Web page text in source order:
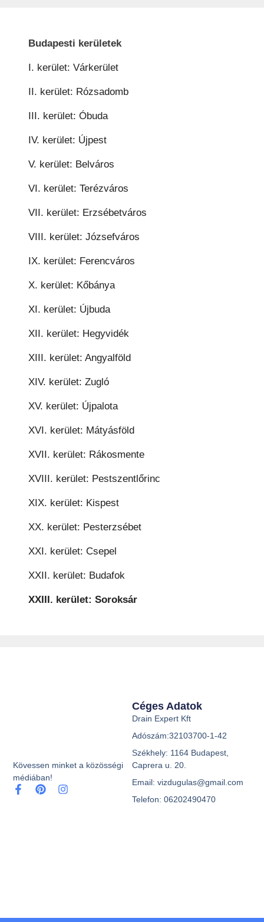
Budapesti kerületek
I. kerület: Várkerület
II. kerület: Rózsadomb
III. kerület: Óbuda
IV. kerület: Újpest
V. kerület: Belváros
VI. kerület: Terézváros
VII. kerület: Erzsébetváros
VIII. kerület: Józsefváros
IX. kerület: Ferencváros
X. kerület: Kőbánya
XI. kerület: Újbuda
XII. kerület: Hegyvidék
XIII. kerület: Angyalföld
XIV. kerület: Zugló
XV. kerület: Újpalota
XVI. kerület: Mátyásföld
XVII. kerület: Rákosmente
XVIII. kerület: Pestszentlőrinc
XIX. kerület: Kispest
XX. kerület: Pesterzsébet
XXI. kerület: Csepel
XXII. kerület: Budafok
XXIII. kerület: Soroksár
Kövessen minket a közösségi
médiában!
Céges Adatok
Drain Expert Kft
Adószám:32103700-1-42
Székhely: 1164 Budapest,
Caprera u. 20.
Email: vizdugulas@gmail.com
Telefon: 06202490470